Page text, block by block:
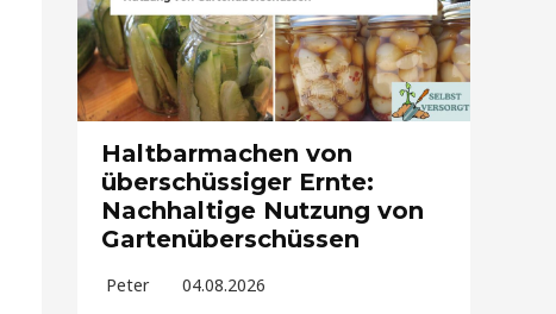
Haltbarmachen von
überschüssiger Ernte:
Nachhaltige Nutzung von
Gartenüberschüssen
Peter 04.08.2026